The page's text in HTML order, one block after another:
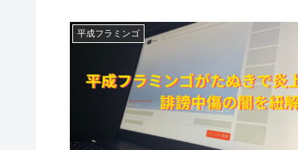
平成フラミンゴ